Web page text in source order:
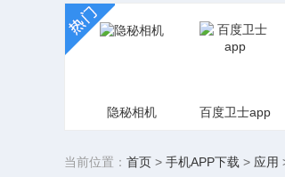
隐秘相机 百度卫士app
当前位置： 首页 > 手机APP下载 > 应用